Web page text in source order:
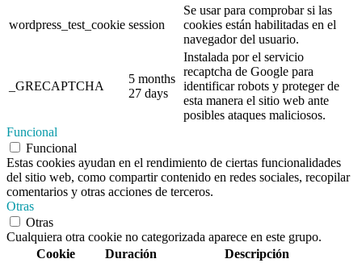
wordpress_test_cookie session
Se usar para comprobar si las
cookies están habilitadas en el
navegador del usuario.
_GRECAPTCHA
5 months
27 days
Instalada por el servicio
recaptcha de Google para
identificar robots y proteger de
esta manera el sitio web ante
posibles ataques maliciosos.
Funcional
Funcional
Estas cookies ayudan en el rendimiento de ciertas funcionalidades
del sitio web, como compartir contenido en redes sociales, recopilar
comentarios y otras acciones de terceros.
Otras
Otras
Cualquiera otra cookie no categorizada aparece en este grupo.
Cookie
Duración Descripción